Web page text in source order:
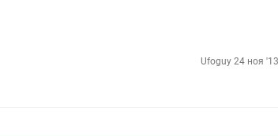
Ufoguy 24 ноя